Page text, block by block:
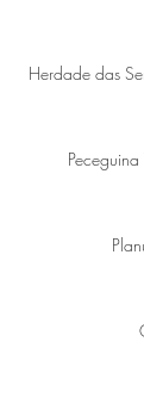
Herdade das